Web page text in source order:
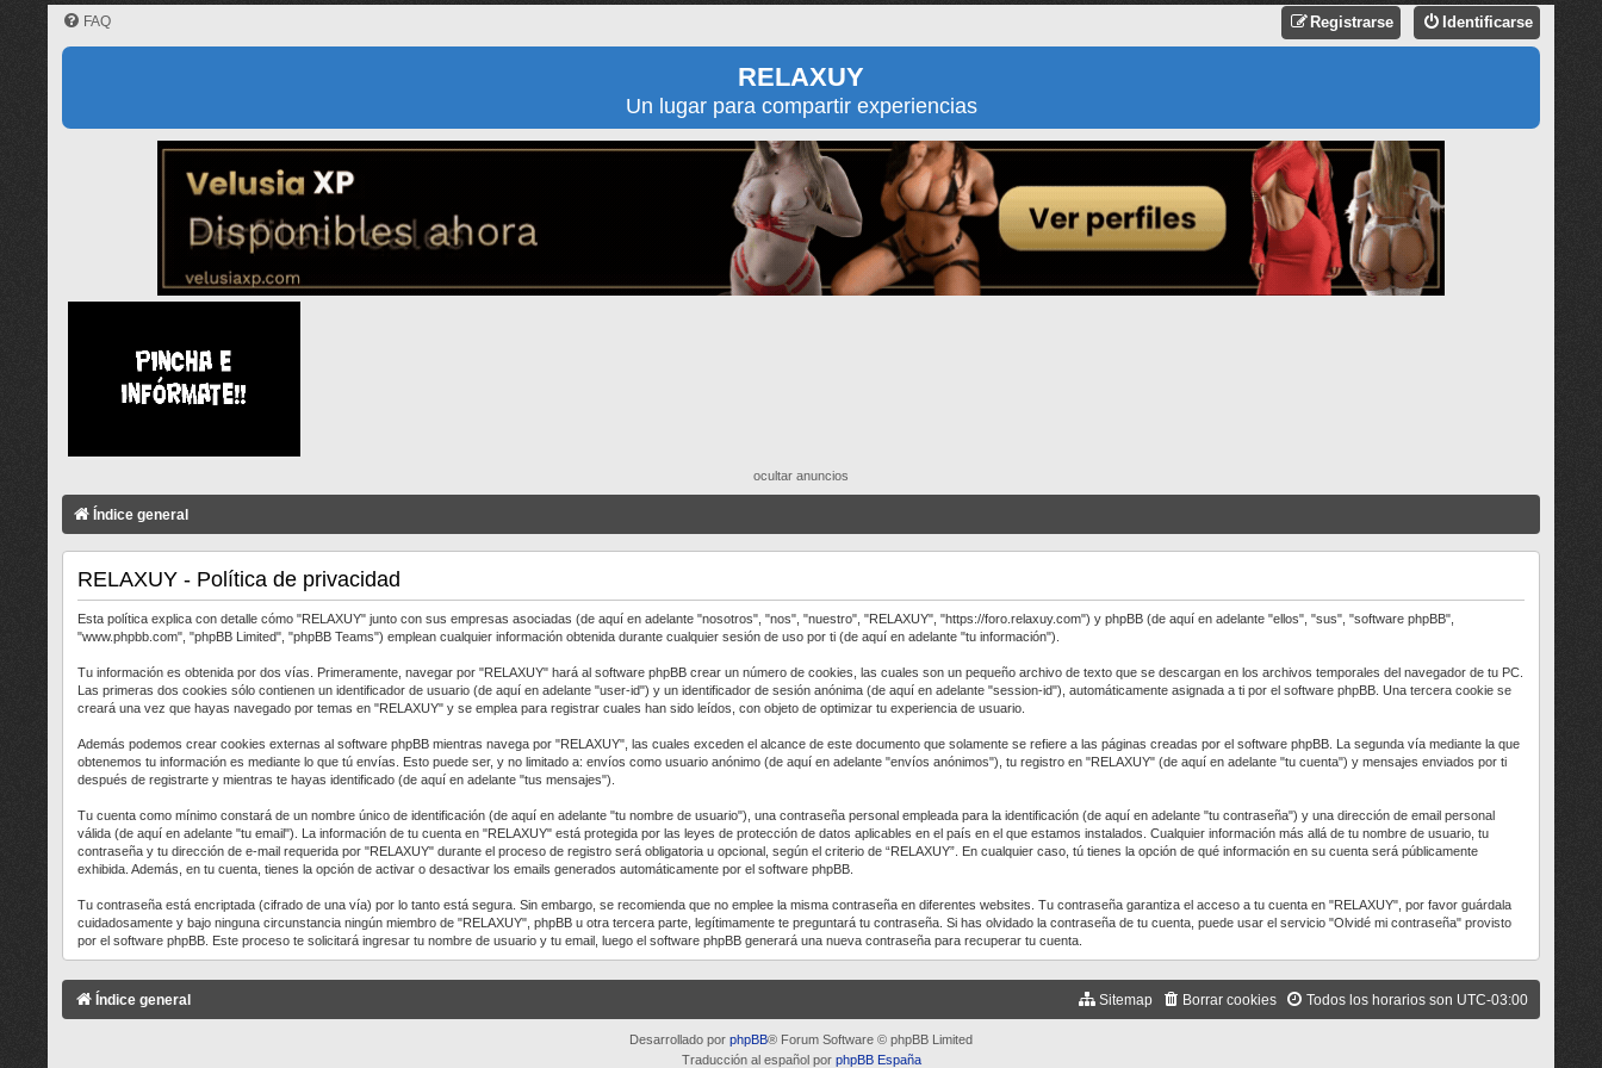
FAQ Identificarse
Registrarse
RELAXUY
Un lugar para compartir experiencias
ocultar anuncios
Índice general
RELAXUY - Política de privacidad
Esta política explica con detalle cómo "RELAXUY" junto con sus empresas asociadas (de aquí en adelante "nosotros", "nos", "nuestro", "RELAXUY", "https://foro.relaxuy.com") y phpBB (de aquí en adelante "ellos", "sus", "software phpBB",
"www.phpbb.com", "phpBB Limited", "phpBB Teams") emplean cualquier información obtenida durante cualquier sesión de uso por ti (de aquí en adelante "tu información").
Tu información es obtenida por dos vías. Primeramente, navegar por "RELAXUY" hará al software phpBB crear un número de cookies, las cuales son un pequeño archivo de texto que se descargan en los archivos temporales del navegador de tu PC.
Las primeras dos cookies sólo contienen un identificador de usuario (de aquí en adelante "user-id") y un identificador de sesión anónima (de aquí en adelante "session-id"), automáticamente asignada a ti por el software phpBB. Una tercera cookie se
creará una vez que hayas navegado por temas en "RELAXUY" y se emplea para registrar cuales han sido leídos, con objeto de optimizar tu experiencia de usuario.
Además podemos crear cookies externas al software phpBB mientras navega por "RELAXUY", las cuales exceden el alcance de este documento que solamente se refiere a las páginas creadas por el software phpBB. La segunda vía mediante la que
obtenemos tu información es mediante lo que tú envías. Esto puede ser, y no limitado a: envíos como usuario anónimo (de aquí en adelante "envíos anónimos"), tu registro en "RELAXUY" (de aquí en adelante "tu cuenta") y mensajes enviados por ti
después de registrarte y mientras te hayas identificado (de aquí en adelante "tus mensajes").
Tu cuenta como mínimo constará de un nombre único de identificación (de aquí en adelante "tu nombre de usuario"), una contraseña personal empleada para la identificación (de aquí en adelante "tu contraseña") y una dirección de email personal
válida (de aquí en adelante "tu email"). La información de tu cuenta en "RELAXUY" está protegida por las leyes de protección de datos aplicables en el país en el que estamos instalados. Cualquier información más allá de tu nombre de usuario, tu
contraseña y tu dirección de e-mail requerida por "RELAXUY" durante el proceso de registro será obligatoria u opcional, según el criterio de “RELAXUY”. En cualquier caso, tú tienes la opción de qué información en su cuenta será públicamente
exhibida. Además, en tu cuenta, tienes la opción de activar o desactivar los emails generados automáticamente por el software phpBB.
Tu contraseña está encriptada (cifrado de una vía) por lo tanto está segura. Sin embargo, se recomienda que no emplee la misma contraseña en diferentes websites. Tu contraseña garantiza el acceso a tu cuenta en "RELAXUY", por favor guárdala
cuidadosamente y bajo ninguna circunstancia ningún miembro de "RELAXUY", phpBB u otra tercera parte, legítimamente te preguntará tu contraseña. Si has olvidado la contraseña de tu cuenta, puede usar el servicio "Olvidé mi contraseña" provisto
por el software phpBB. Este proceso te solicitará ingresar tu nombre de usuario y tu email, luego el software phpBB generará una nueva contraseña para recuperar tu cuenta.
Índice general Todos los horarios son UTC-03:00
Borrar cookies
Sitemap
Desarrollado por phpBB® Forum Software © phpBB Limited
Traducción al español por phpBB España